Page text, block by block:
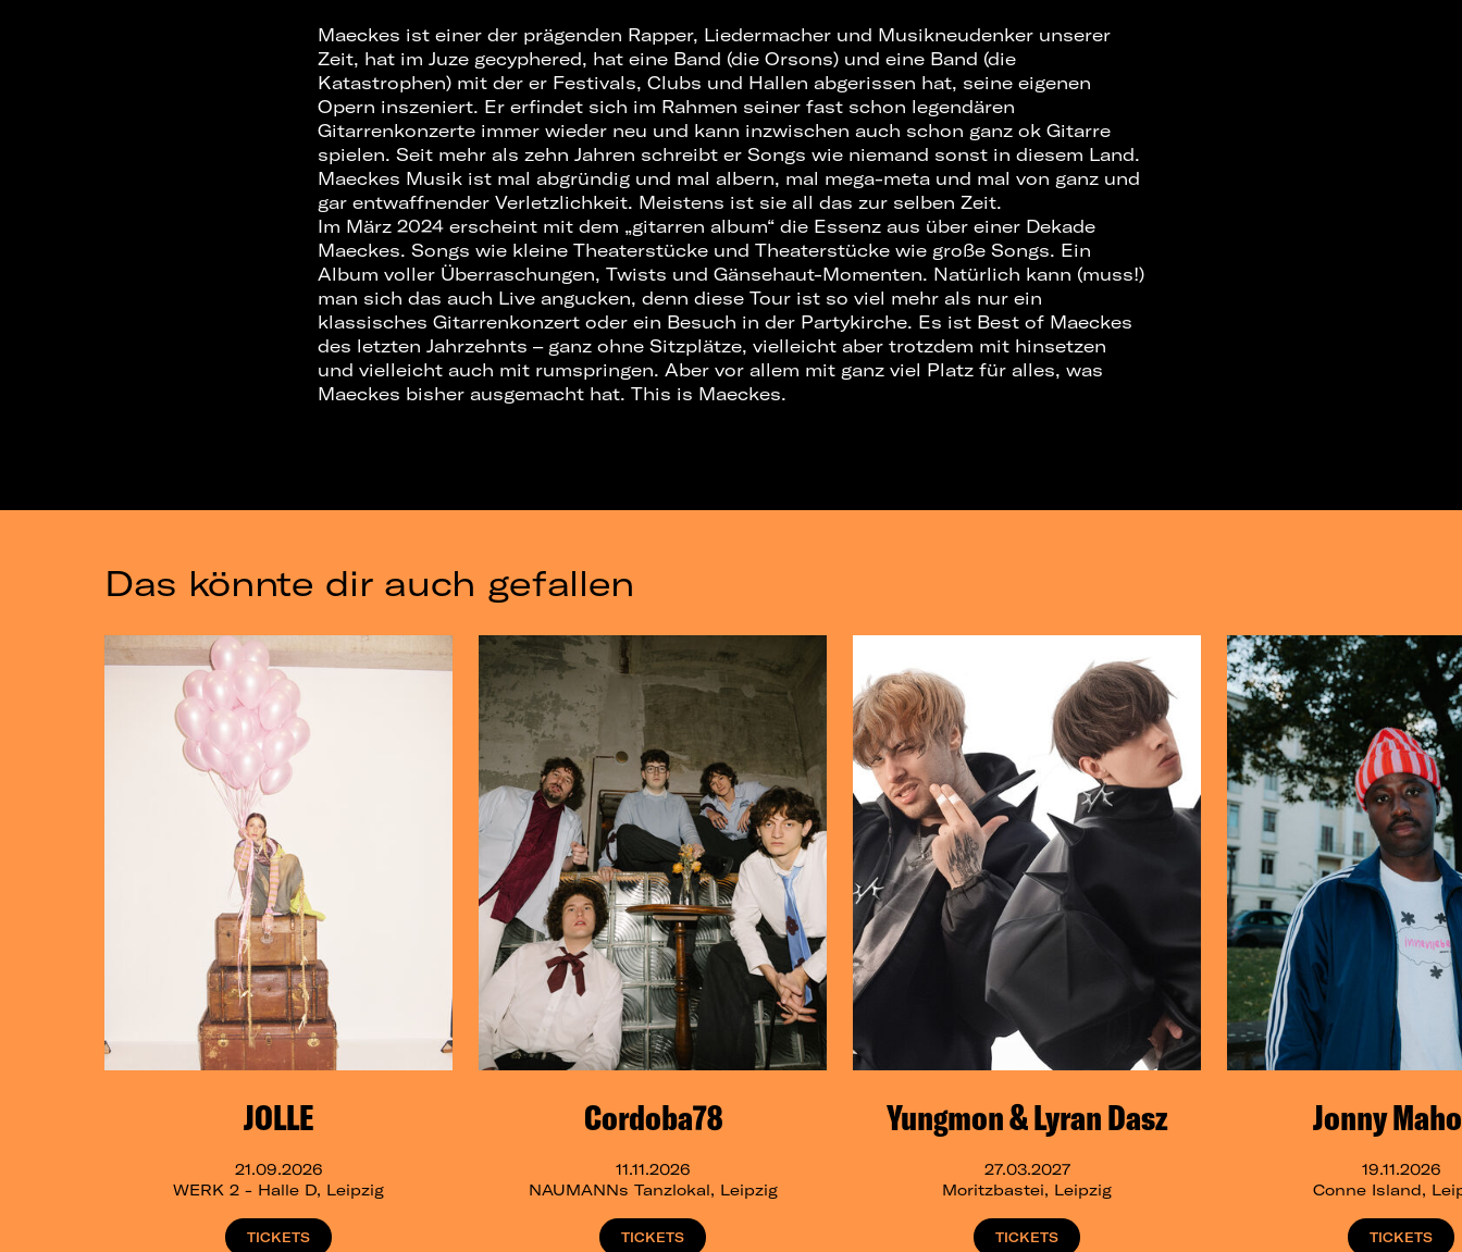
Maeckes ist einer der prägenden Rapper, Liedermacher und Musikneudenker unserer
Zeit, hat im Juze gecyphered, hat eine Band (die Orsons) und eine Band (die
Katastrophen) mit der er Festivals, Clubs und Hallen abgerissen hat, seine eigenen
Opern inszeniert. Er erfindet sich im Rahmen seiner fast schon legendären
Gitarrenkonzerte immer wieder neu und kann inzwischen auch schon ganz ok Gitarre
spielen. Seit mehr als zehn Jahren schreibt er Songs wie niemand sonst in diesem Land.
Maeckes Musik ist mal abgründig und mal albern, mal mega-meta und mal von ganz und
gar entwaffnender Verletzlichkeit. Meistens ist sie all das zur selben Zeit.
Im März 2024 erscheint mit dem „gitarren album“ die Essenz aus über einer Dekade
Maeckes. Songs wie kleine Theaterstücke und Theaterstücke wie große Songs. Ein
Album voller Überraschungen, Twists und Gänsehaut-Momenten. Natürlich kann (muss!)
man sich das auch Live angucken, denn diese Tour ist so viel mehr als nur ein
klassisches Gitarrenkonzert oder ein Besuch in der Partykirche. Es ist Best of Maeckes
des letzten Jahrzehnts – ganz ohne Sitzplätze, vielleicht aber trotzdem mit hinsetzen
und vielleicht auch mit rumspringen. Aber vor allem mit ganz viel Platz für alles, was
Maeckes bisher ausgemacht hat. This is Maeckes.
Das könnte dir auch gefallen
JOLLE
21.09.2026
WERK 2 - Halle D, Leipzig
TICKETS
Cordoba78
11.11.2026
NAUMANNs Tanzlokal, Leipzig
TICKETS
Yungmon & Lyran Dasz
27.03.2027
Moritzbastei, Leipzig
TICKETS
Jonny
19.11.2026
Conne Island,
TICKETS